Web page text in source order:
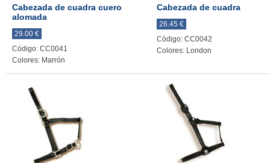
Cabezada de cuadra cuero
alomada
29.00 €
Código: CC0041
Colores: Marrón
Cabezada de cuadra
26.45 €
Código: CC0042
Colores: London